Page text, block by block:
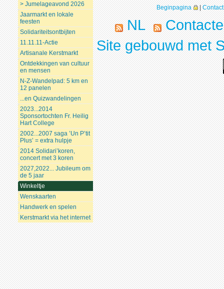
> Jumelageavond 2026
Jaarmarkt en lokale
feesten
Solidariteitsontbijten
11.11.11-Actie
Artisanale Kerstmarkt
Ontdekkingen van cultuur
en mensen
N-Z-Wandelpad: 5 km en
12 panelen
...en Quizwandelingen
2023...2014
Sponsortochten Fr. Heilig
Hart College
2002...2007 saga ’Un P’tit
Plus’ = extra hulpje
2014 Solidari’koren,
concert met 3 koren
2027,2022... Jubileum om
de 5 jaar
Winkeltje
Wenskaarten
Handwerk en spelen
Kerstmarkt via het internet
Beginpagina |Contact
NL
Site gebouwd met